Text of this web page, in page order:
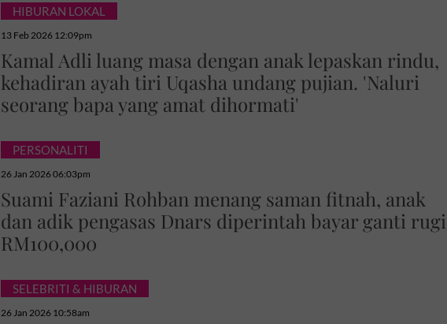
HIBURAN LOKAL
13 Feb 2026 12:09pm
Kamal Adli luang masa dengan anak lepaskan rindu,
kehadiran ayah tiri Uqasha undang pujian. 'Naluri
seorang bapa yang amat dihormati'
PERSONALITI
26 Jan 2026 06:03pm
Suami Faziani Rohban menang saman fitnah, anak
dan adik pengasas Dnars diperintah bayar ganti rugi
RM100,000
SELEBRITI & HIBURAN
26 Jan 2026 10:58am